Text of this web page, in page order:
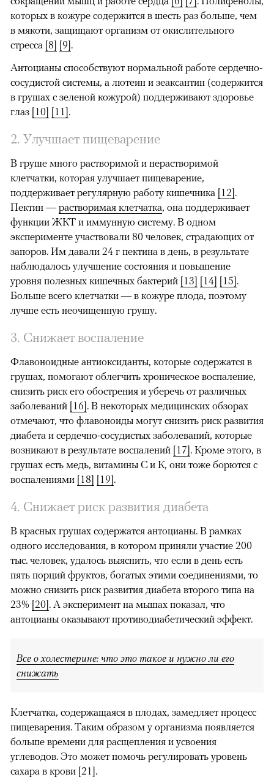
которых в кожуре содержится в шесть раз больше, чем
в мякоти, защищают организм от окислительного
стресса [8] [9].
Антоцианы способствуют нормальной работе сердечно-
сосудистой системы, а лютеин и зеаксантин (содержится
в грушах с зеленой кожурой) поддерживают здоровье
глаз [10] [11].
2. Улучшает пищеварение
В груше много растворимой и нерастворимой
клетчатки, которая улучшает пищеварение,
поддерживает регулярную работу кишечника [12].
Пектин — растворимая клетчатка, она поддерживает
функции ЖКТ и иммунную систему. В одном
эксперименте участвовали 80 человек, страдающих от
запоров. Им давали 24 г пектина в день, в результате
наблюдалось улучшение состояния и повышение
уровня полезных кишечных бактерий [13] [14] [15].
Больше всего клетчатки — в кожуре плода, поэтому
лучше есть неочищенную грушу.
3. Снижает воспаление
Флавоноидные антиоксиданты, которые содержатся в
грушах, помогают облегчить хроническое воспаление,
снизить риск его обострения и уберечь от различных
заболеваний [16]. В некоторых медицинских обзорах
отмечают, что флавоноиды могут снизить риск развития
диабета и сердечно-сосудистых заболеваний, которые
возникают в результате воспалений [17]. Кроме этого, в
грушах есть медь, витамины С и К, они тоже борются с
воспалениями [18] [19].
4. Снижает риск развития диабета
В красных грушах содержатся антоцианы. В рамках
одного исследования, в котором приняли участие 200
тыс. человек, удалось выяснить, что если в день есть
пять порций фруктов, богатых этими соединениями, то
можно снизить риск развития диабета второго типа на
23% [20]. А эксперимент на мышах показал, что
антоцианы оказывают противодиабетический эффект.
Все о холестерине: что это такое и нужно ли его
снижать
Клетчатка, содержащаяся в плодах, замедляет процесс
пищеварения. Таким образом у организма появляется
больше времени для расщепления и усвоения
углеводов. Это может помочь регулировать уровень
сахара в крови [21].